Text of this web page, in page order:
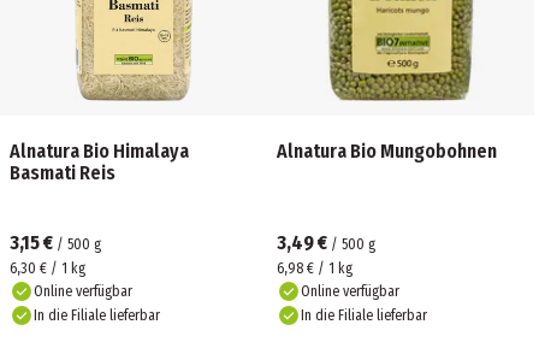
Alnatura Bio Himalaya
Basmati Reis
3,15 € / 500 g
6,30 € / 1 kg
Online verfügbar
In die Filiale lieferbar
Alnatura Bio Mungobohnen
3,49 € / 500 g
6,98 € / 1 kg
Online verfügbar
In die Filiale lieferbar